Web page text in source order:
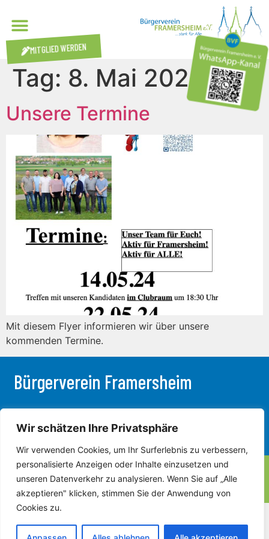
Wir schätzen Ihre Privatsphäre
Wir verwenden Cookies, um Ihr Surferlebnis zu verbessern,
personalisierte Anzeigen oder Inhalte einzusetzen und
unseren Datenverkehr zu analysieren. Wenn Sie auf „Alle
akzeptieren" klicken, stimmen Sie der Anwendung von
Cookies zu.
MITGLIED WERDEN
Tag: 8. Mai 2024
Unsere Termine
Mit diesem Flyer informieren wir über unsere
kommenden Termine.
Bürgerverein Framersheim
AKTUELLES VORSTAND
GEMEINDERAT
LEITBILD
ENGAGEMENT TERMINE
Satzung Impressum Datenschutz